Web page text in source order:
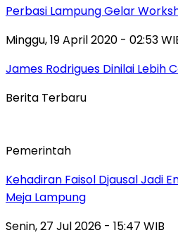
Perbasi Lampung Gelar
Minggu, 19 April 2020 - 02:53
James Rodrigues Dinilai Lebih
Berita Terbaru
Pemerintah
Kehadiran Faisol Djausal Jadi
Meja Lampung
Senin, 27 Jul 2026 - 15:47 WIB